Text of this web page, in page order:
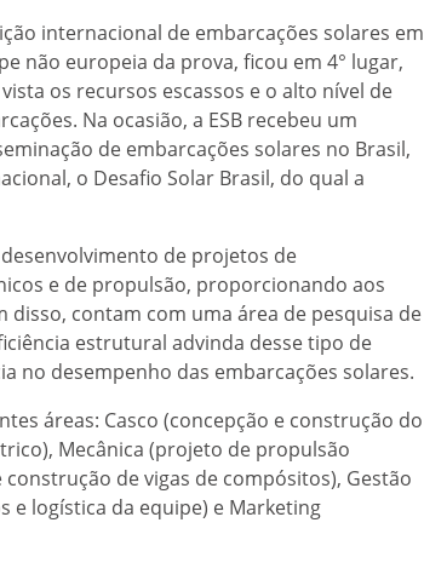
internacional de embarcações solares em
não europeia da prova, ficou em 4° lugar,
os recursos escassos e o alto nível de
Na ocasião, a ESB recebeu um
de embarcações solares no Brasil,
o Desafio Solar Brasil, do qual a
de projetos de
e de propulsão, proporcionando aos
disso, contam com uma área de pesquisa de
estrutural advinda desse tipo de
no desempenho das embarcações solares.
áreas: Casco (concepção e construção do
Mecânica (projeto de propulsão
de vigas de compósitos), Gestão
e logística da equipe) e Marketing